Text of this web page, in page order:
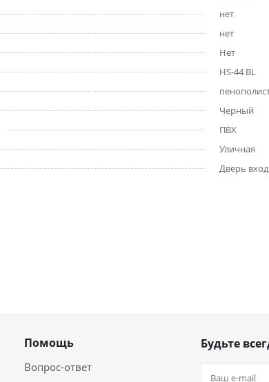
нет
нет
Нет
HS-44 BL
Черный
ПВХ
Уличная
Дверь
Помощь
Вопрос-ответ
Будьте